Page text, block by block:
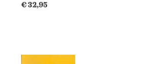
€ 32,95